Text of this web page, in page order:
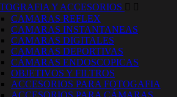
Y ACCESORIOS  
CAMARAS REFLEX
CAMARAS INSTANTANEAS
CAMARAS DIGITALES
CAMARAS DEPORTIVAS
CÁMARAS ENDOSCOPICAS
OBJETIVOS Y FILTROS
ACCESORIOS PARA FOTOGAFIA
ACCESORIOS PARA CÁMARAS